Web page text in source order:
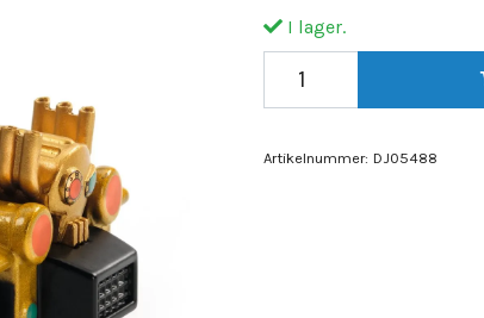
I lager.
Artikelnummer: DJ05488